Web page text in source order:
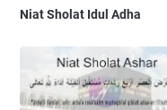
Niat Sholat Idul Adha